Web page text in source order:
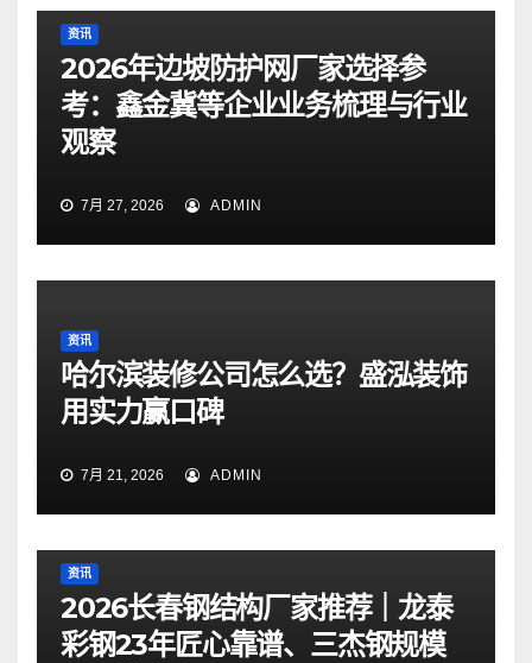
资讯
2026年边坡防护网厂家选择参
考：鑫金冀等企业业务梳理与行业
观察
7月 27, 2026 ADMIN
资讯
哈尔滨装修公司怎么选？盛泓装饰
用实力赢口碑
7月 21, 2026 ADMIN
资讯
2026长春钢结构厂家推荐｜龙泰
彩钢23年匠心靠谱、三杰钢规模